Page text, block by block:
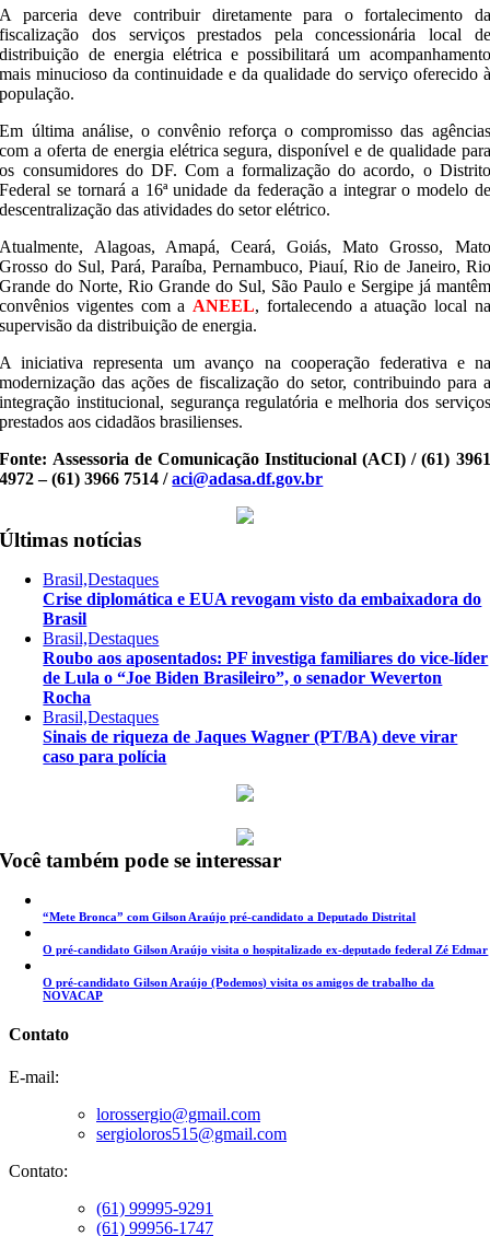
A parceria deve contribuir diretamente para o fortalecimento da
fiscalização dos serviços prestados pela concessionária local de
distribuição de energia elétrica e possibilitará um acompanhamento
mais minucioso da continuidade e da qualidade do serviço oferecido à
população.
Em última análise, o convênio reforça o compromisso das agências
com a oferta de energia elétrica segura, disponível e de qualidade para
os consumidores do DF. Com a formalização do acordo, o Distrito
Federal se tornará a 16ª unidade da federação a integrar o modelo de
descentralização das atividades do setor elétrico.
Atualmente, Alagoas, Amapá, Ceará, Goiás, Mato Grosso, Mato
Grosso do Sul, Pará, Paraíba, Pernambuco, Piauí, Rio de Janeiro, Rio
Grande do Norte, Rio Grande do Sul, São Paulo e Sergipe já mantêm
convênios vigentes com a ANEEL, fortalecendo a atuação local na
supervisão da distribuição de energia.
A iniciativa representa um avanço na cooperação federativa e na
modernização das ações de fiscalização do setor, contribuindo para a
integração institucional, segurança regulatória e melhoria dos serviços
prestados aos cidadãos brasilienses.
Fonte: Assessoria de Comunicação Institucional (ACI) / (61) 3961
4972 – (61) 3966 7514 /aci@adasa.df.gov.br
Últimas notícias
Brasil,Destaques
Crise diplomática e EUA revogam visto da embaixadora do
Brasil
Brasil,Destaques
Roubo aos aposentados: PF investiga familiares do vice-líder
de Lula o “Joe Biden Brasileiro”, o senador Weverton
Rocha
Brasil,Destaques
Sinais de riqueza de Jaques Wagner (PT/BA) deve virar
caso para polícia
Você também pode se interessar
“Mete Bronca” com Gilson Araújo pré-candidato a Deputado Distrital
O pré-candidato Gilson Araújo visita o hospitalizado ex-deputado federal Zé Edmar
O pré-candidato Gilson Araújo (Podemos) visita os amigos de trabalho da
NOVACAP
Contato
E-mail:
lorossergio@gmail.com
sergioloros515@gmail.com
Contato:
(61) 99995-9291
(61) 99956-1747